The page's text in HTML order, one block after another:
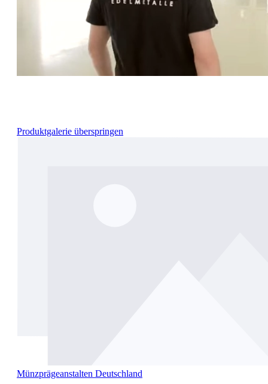
Produktgalerie überspringen
Münzprägeanstalten Deutschland